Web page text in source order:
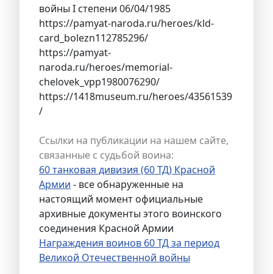
войны I степени 06/04/1985
https://pamyat-naroda.ru/heroes/kld-
card_bolezn112785296/
https://pamyat-
naroda.ru/heroes/memorial-
chelovek_vpp1980076290/
https://1418museum.ru/heroes/43561539
/
Ссылки на публикации на нашем сайте,
связанные с судьбой воина:
60 танковая дивизия (60 ТД) Красной
Армии - все обнаруженные на
настоящий момент официальные
архивные документы этого воинского
соединения Красной Армии
Награждения воинов 60 ТД за период
Великой Отечественной войны